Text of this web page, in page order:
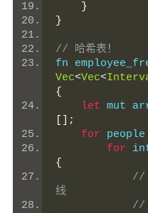
}
}
// 哈希表！
fn
Vec<Vec<
{
let mut
[];
for people
for
{
//
线
//